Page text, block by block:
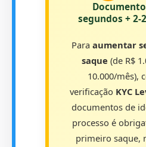
segundos + 2-
Para aumentar
saque (de R$
10.000/mês),
verificação KYC
documentos de
processo é
primeiro saque,